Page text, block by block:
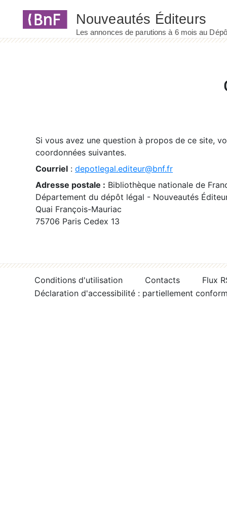
Si vous avez une question à propos de ce site,
coordonnées suivantes.
Courriel : depotlegal.editeur@bnf.fr
Adresse postale : Bibliothèque nationale de
Département du dépôt légal - Nouveautés
Quai François-Mauriac
75706 Paris Cedex 13
Conditions d'utilisation Contacts
Flux
Déclaration d'accessibilité : partiellement